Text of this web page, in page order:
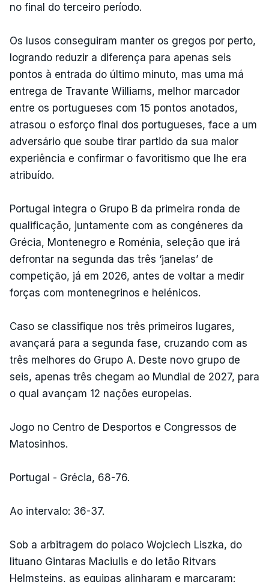
no final do terceiro período.
Os lusos conseguiram manter os gregos por perto,
logrando reduzir a diferença para apenas seis
pontos à entrada do último minuto, mas uma má
entrega de Travante Williams, melhor marcador
entre os portugueses com 15 pontos anotados,
atrasou o esforço final dos portugueses, face a um
adversário que soube tirar partido da sua maior
experiência e confirmar o favoritismo que lhe era
atribuído.
Portugal integra o Grupo B da primeira ronda de
qualificação, juntamente com as congéneres da
Grécia, Montenegro e Roménia, seleção que irá
defrontar na segunda das três ‘janelas’ de
competição, já em 2026, antes de voltar a medir
forças com montenegrinos e helénicos.
Caso se classifique nos três primeiros lugares,
avançará para a segunda fase, cruzando com as
três melhores do Grupo A. Deste novo grupo de
seis, apenas três chegam ao Mundial de 2027, para
o qual avançam 12 nações europeias.
Jogo no Centro de Desportos e Congressos de
Matosinhos.
Portugal - Grécia, 68-76.
Ao intervalo: 36-37.
Sob a arbitragem do polaco Wojciech Liszka, do
lituano Gintaras Maciulis e do letão Ritvars
Helmsteins, as equipas alinharam e marcaram: